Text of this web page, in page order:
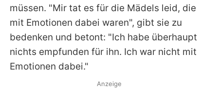
müssen. "Mir tat es für die Mädels leid, die
mit Emotionen dabei waren", gibt sie zu
bedenken und betont: "Ich habe überhaupt
nichts empfunden für ihn. Ich war nicht mit
Emotionen dabei."
Anzeige